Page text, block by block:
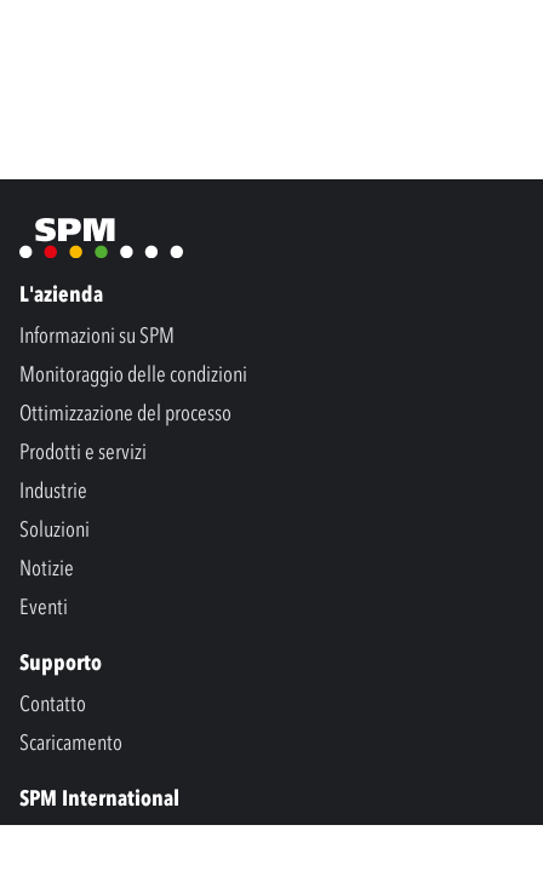
L'azienda
Informazioni su SPM
Monitoraggio delle condizioni
Ottimizzazione del processo
Prodotti e servizi
Industrie
Soluzioni
Notizie
Eventi
Supporto
Contatto
Scaricamento
SPM International